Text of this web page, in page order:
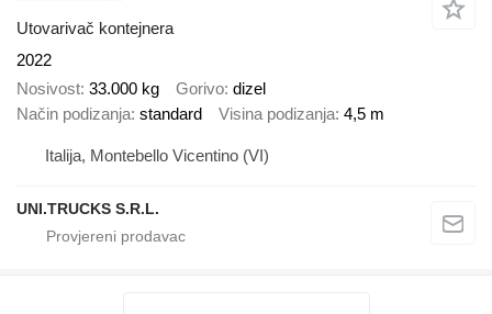
Utovarivač kontejnera
2022
Nosivost 33.000 kg Gorivo dizel
Način podizanja standard Visina podizanja 4,5 m
Italija, Montebello Vicentino (VI)
UNI.TRUCKS S.R.L.